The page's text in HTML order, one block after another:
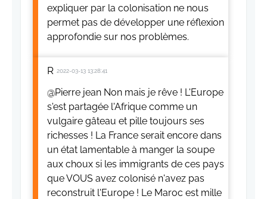
expliquer par la colonisation ne nous
permet pas de développer une réflexion
approfondie sur nos problèmes.
R 2022-03-13 13:28:41
@Pierre jean Non mais je rêve ! L'Europe
s'est partagée l'Afrique comme un
vulgaire gâteau et pille toujours ses
richesses ! La France serait encore dans
un état lamentable à manger la soupe
aux choux si les immigrants de ces pays
que VOUS avez colonisé n'avez pas
reconstruit l'Europe ! Le Maroc est mille